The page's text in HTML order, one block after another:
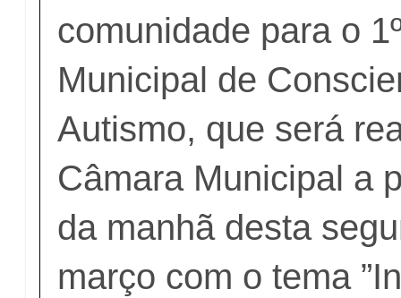
comunidade para o
Municipal de
Autismo, que será
Câmara Municipal a
da manhã desta
março com o tema